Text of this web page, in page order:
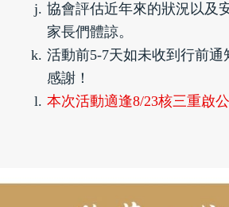
協會評估近年來的狀況以及
家長們體諒。
活動前5-7天如未收到行前通
感謝！
本次活動適逢8/23核三重啟